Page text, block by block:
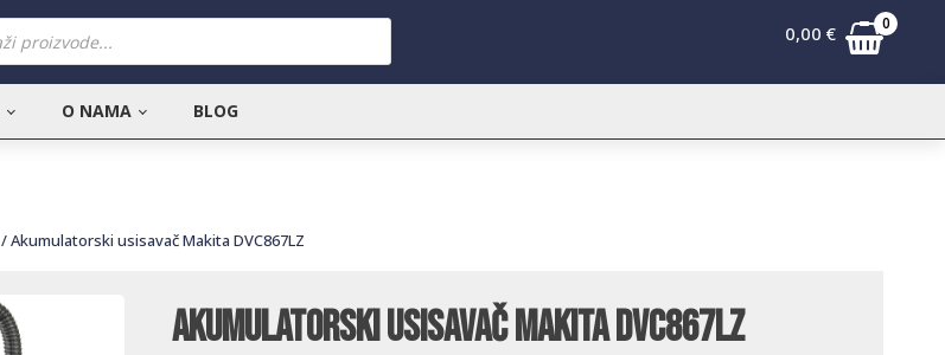
0,00 € 0
O NAMA BLOG
/ Akumulatorski usisavač Makita DVC867LZ
Akumulatorski usisavač Makita DVC867LZ